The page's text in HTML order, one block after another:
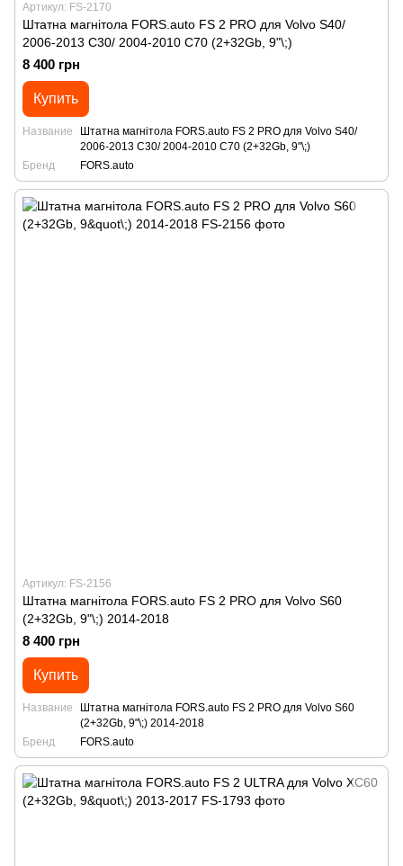
Артикул: FS-2170
Штатна магнітола FORS.auto FS 2 PRO для Volvo S40/
2006-2013 C30/ 2004-2010 C70 (2+32Gb, 9"\;)
8 400 грн
Купить
Название
Штатна магнітола FORS.auto FS 2 PRO для Volvo S40/
2006-2013 C30/ 2004-2010 C70 (2+32Gb, 9"\;)
Бренд
FORS.auto
Артикул: FS-2156
Штатна магнітола FORS.auto FS 2 PRO для Volvo S60
(2+32Gb, 9"\;) 2014-2018
8 400 грн
Купить
Название
Штатна магнітола FORS.auto FS 2 PRO для Volvo S60
(2+32Gb, 9"\;) 2014-2018
Бренд
FORS.auto